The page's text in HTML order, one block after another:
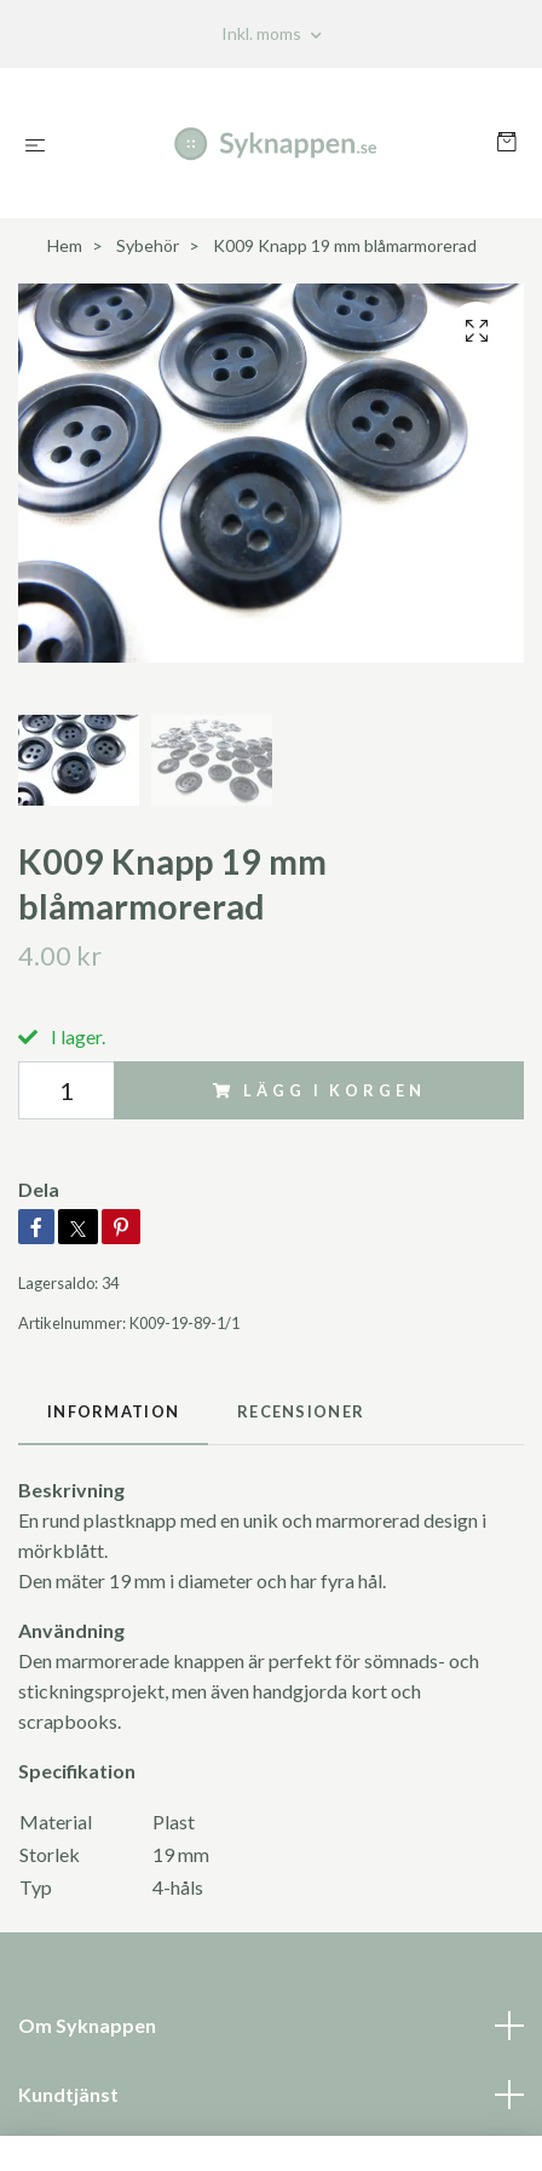
Inkl. moms
Hem Sybehör K009 Knapp 19 mm blåmarmorerad
K009 Knapp 19 mm
blåmarmorerad
4.00 kr
I lager.
LÄGG I KORGEN
Dela
Lagersaldo: 34
Artikelnummer:K009-19-89-1/1
INFORMATION RECENSIONER
Beskrivning
En rund plastknapp med en unik och marmorerad design i
mörkblått.
Den mäter 19 mm i diameter och har fyra hål.
Användning
Den marmorerade knappen är perfekt för sömnads- och
stickningsprojekt, men även handgjorda kort och
scrapbooks.
Specifikation
Material
Plast
Storlek
19 mm
Typ
4-håls
Om Syknappen
Kundtjänst